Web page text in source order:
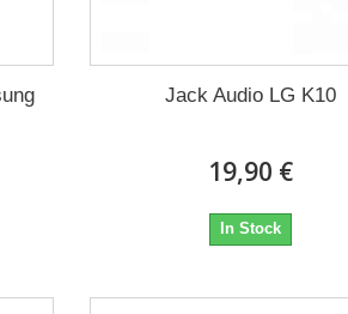
Jack Audio LG K10
19,90 €
In Stock